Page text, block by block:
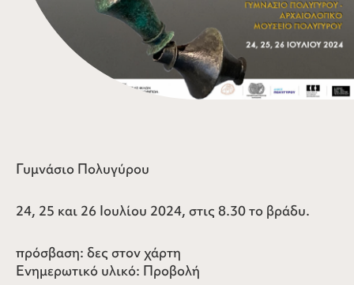
Γυμνάσιο Πολυγύρου
24, 25 και 26 Ιουλίου 2024, στις 8.30 το βράδυ.
πρόσβαση: δες στον χάρτη
Ενημερωτικό υλικό: Προβολή